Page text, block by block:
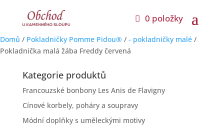
0 položky
Domů / Pokladničky Pomme Pidou® / - pokladničky malé /
Pokladnička malá žába Freddy červená
Kategorie produktů
Francouzské bonbony Les Anis de Flavigny
Cínové korbely, poháry a soupravy
Módní doplňky s uměleckými motivy